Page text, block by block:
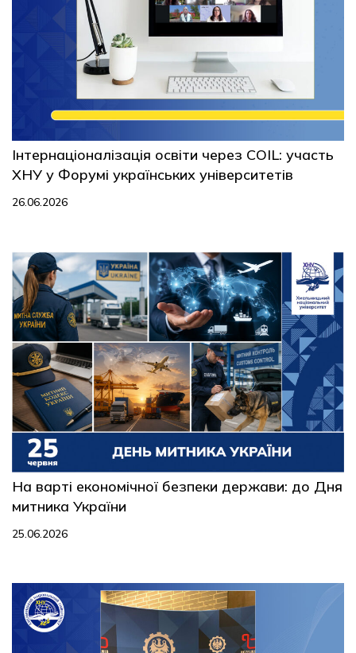
Інтернаціоналізація освіти через COIL: участь
ХНУ у Форумі українських університетів
26.06.2026
На варті економічної безпеки держави: до Дня
митника України
25.06.2026